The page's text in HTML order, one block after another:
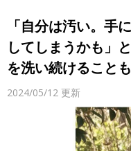
「自分は汚い。手
してしまうかも」
を洗い続けること
2024/05/12 更新